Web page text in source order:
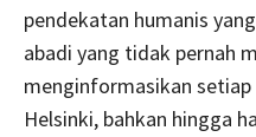
pendekatan humanis
abadi yang tidak pernah
menginformasikan setiap
Helsinki, bahkan hingga